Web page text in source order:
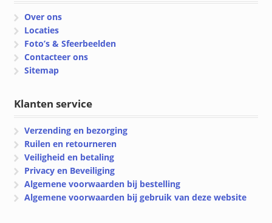
Over ons
Locaties
Foto’s & Sfeerbeelden
Contacteer ons
Sitemap
Klanten service
Verzending en bezorging
Ruilen en retourneren
Veiligheid en betaling
Privacy en Beveiliging
Algemene voorwaarden bij bestelling
Algemene voorwaarden bij gebruik van deze website